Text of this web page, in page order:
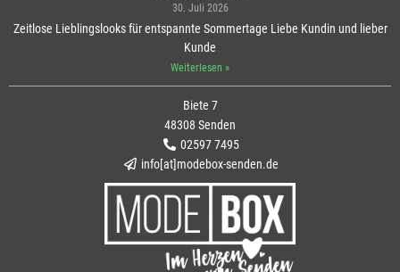
30. Juli 2026
Zeitlose Lieblingslooks für entspannte Sommertage Liebe Kundin und lieber
Kunde
Weiterlesen »
Biete 7
48308 Senden
02597 7495
info[at]modebox-senden.de